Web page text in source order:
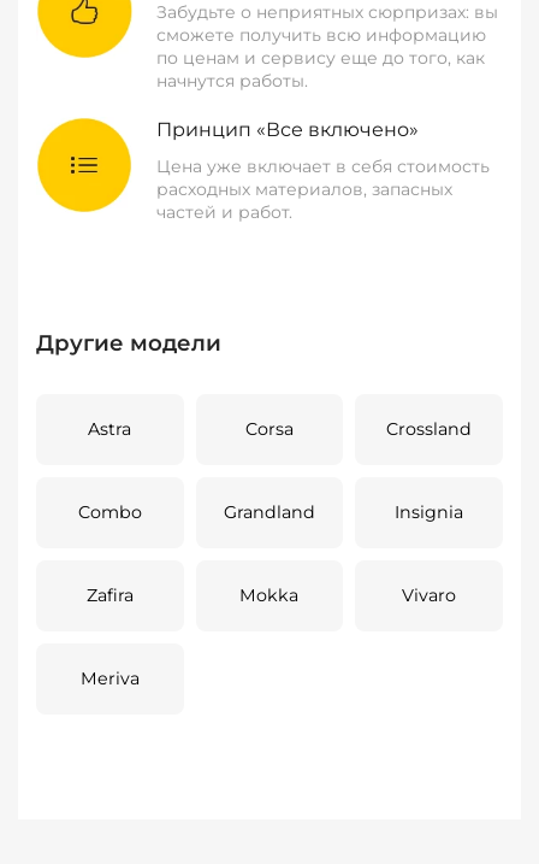
Забудьте о неприятных сюрпризах: вы
сможете получить всю информацию
по ценам и сервису еще до того, как
начнутся работы.
Принцип «Все включено»
Цена уже включает в себя стоимость
расходных материалов, запасных
частей и работ.
Другие модели
Astra Corsa Crossland
Combo Grandland Insignia
Zafira Mokka Vivaro
Meriva